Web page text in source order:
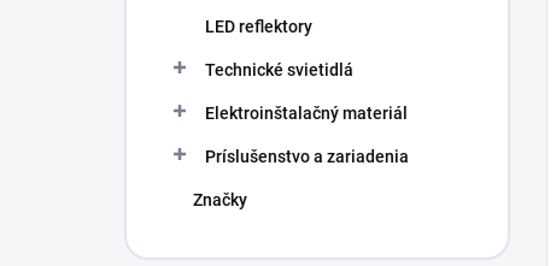
LED reflektory
Technické svietidlá
Elektroinštalačný materiál
Príslušenstvo a zariadenia
Značky